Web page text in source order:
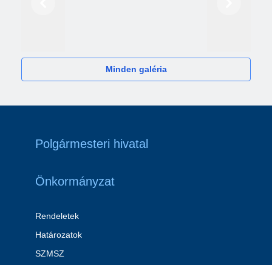
Minden galéria
Polgármesteri hivatal
Önkormányzat
Rendeletek
Határozatok
SZMSZ